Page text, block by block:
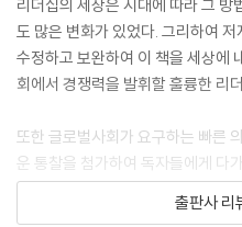
9. 동기 부여의 가장 중요한 원칙은
10. 속도를 늦추어야 한다
11. 자신 안에 ‘시간의 전사’릏 만들
13. 억지로 밀어붙여서는 안 된다
14. 변화는 사과해야 할 일이 아니다
15. 코치를 받는 일에 마음을 열어
16. 직원들에게 믿으라고 요구해서
편안하고 마음이 따뜻해지게 만들
원하는 궁극적인 목표를 이루도록
--- 본문 중에서
리더십의 세상은 시대에 따라 그 방
도 많은 변화가 있었다. 그리하여
수정하고 보완하여 이 책을 세상에
회에서 경쟁력을 발휘할 훌륭한 리
또한 글로벌사회가 요구하는 빠른
운 통찰을 첨가하여 독자들에게 다
리더가 주체적인 리더십을 발휘하
출판사 리